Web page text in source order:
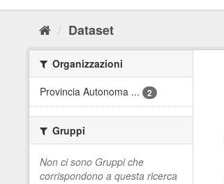
Dataset
Organizzazioni
Provincia Autonoma ...
2
Gruppi
Non ci sono Gruppi che
corrispondono a questa ricerca